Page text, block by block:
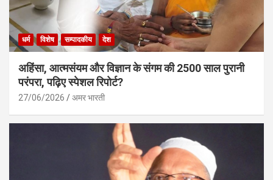
धर्म विशेष सम्पादकीय देश
अहिंसा, आत्मसंयम और विज्ञान के संगम की 2500 साल पुरानी
परंपरा, पढ़िए स्पेशल रिपोर्ट?
27/06/2026 अमर भारती